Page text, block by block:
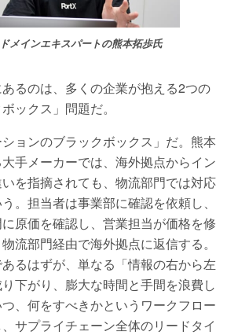
メインエキスパートの熊本拓歩氏
るのは、多くの企業が抱える2つの
ックス」問題だ。
ョンのブラックボックス」だ。熊本
手メーカーでは、海外拠点からイン
を指摘されても、物流部門では対応
。担当者は事業部に確認を依頼し、
原価を確認し、営業担当が価格を修
流部門経由で海外拠点に返信する。
るはずが、単なる「情報の右から左
下がり、膨大な時間と手間を浪費し
、何をすべきかというワークフロー
サプライチェーン全体のリードタイ